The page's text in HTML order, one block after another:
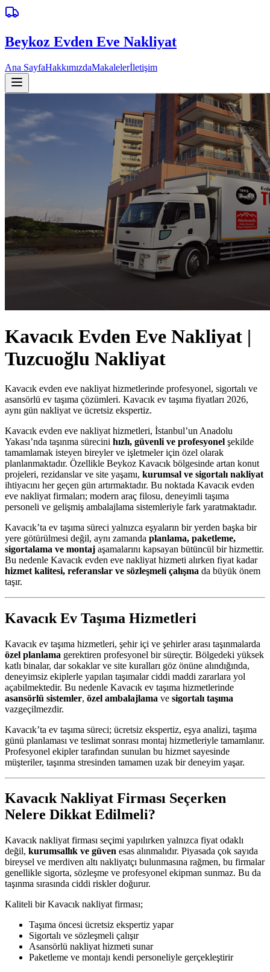
Beykoz Evden Eve Nakliyat
Ana SayfaHakkımızdaMakalelerİletişim
Kavacık Evden Eve Nakliyat |
Tuzcuoğlu Nakliyat
Kavacık evden eve nakliyat hizmetlerinde profesyonel, sigortalı ve
asansörlü ev taşıma çözümleri. Kavacık ev taşıma fiyatları 2026,
aynı gün nakliyat ve ücretsiz ekspertiz.
Kavacık evden eve nakliyat hizmetleri, İstanbul’un Anadolu
Yakası’nda taşınma sürecini hızlı, güvenli ve profesyonel şekilde
tamamlamak isteyen bireyler ve işletmeler için özel olarak
planlanmaktadır. Özellikle Beykoz Kavacık bölgesinde artan konut
projeleri, rezidanslar ve site yaşamı, kurumsal ve sigortalı nakliyat
ihtiyacını her geçen gün artırmaktadır. Bu noktada Kavacık evden
eve nakliyat firmaları; modern araç filosu, deneyimli taşıma
personeli ve gelişmiş ambalajlama sistemleriyle fark yaratmaktadır.
Kavacık’ta ev taşıma süreci yalnızca eşyaların bir yerden başka bir
yere götürülmesi değil, aynı zamanda planlama, paketleme,
sigortalama ve montaj aşamalarını kapsayan bütüncül bir hizmettir.
Bu nedenle Kavacık evden eve nakliyat hizmeti alırken fiyat kadar
hizmet kalitesi, referanslar ve sözleşmeli çalışma da büyük önem
taşır.
Kavacık Ev Taşıma Hizmetleri
Kavacık ev taşıma hizmetleri, şehir içi ve şehirler arası taşınmalarda
özel planlama gerektiren profesyonel bir süreçtir. Bölgedeki yüksek
katlı binalar, dar sokaklar ve site kuralları göz önüne alındığında,
deneyimsiz ekiplerle yapılan taşımalar ciddi maddi zararlara yol
açabilmektedir. Bu nedenle Kavacık ev taşıma hizmetlerinde
asansörlü sistemler, özel ambalajlama ve sigortalı taşıma
vazgeçilmezdir.
Kavacık’ta ev taşıma süreci; ücretsiz ekspertiz, eşya analizi, taşıma
günü planlaması ve teslimat sonrası montaj hizmetleriyle tamamlanır.
Profesyonel ekipler tarafından sunulan bu hizmet sayesinde
müşteriler, taşınma stresinden tamamen uzak bir deneyim yaşar.
Kavacık Nakliyat Firması Seçerken
Nelere Dikkat Edilmeli?
Kavacık nakliyat firması seçimi yapılırken yalnızca fiyat odaklı
değil, kurumsallık ve güven esas alınmalıdır. Piyasada çok sayıda
bireysel ve merdiven altı nakliyatçı bulunmasına rağmen, bu firmalar
genellikle sigorta, sözleşme ve profesyonel ekipman sunmaz. Bu da
taşınma sırasında ciddi riskler doğurur.
Kaliteli bir Kavacık nakliyat firması;
Taşıma öncesi ücretsiz ekspertiz yapar
Sigortalı ve sözleşmeli çalışır
Asansörlü nakliyat hizmeti sunar
Paketleme ve montajı kendi personeliyle gerçekleştirir